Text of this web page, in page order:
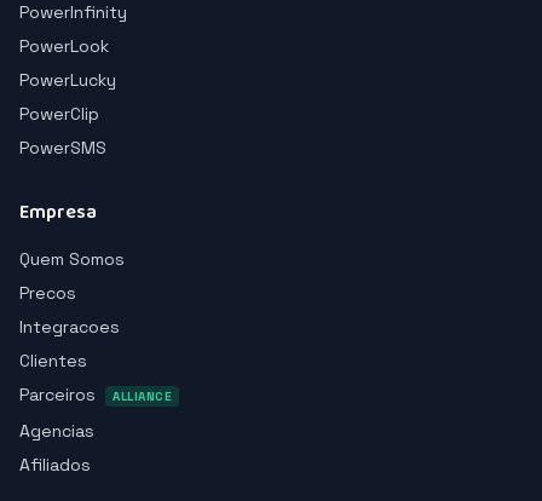
PowerInfinity
PowerLook
PowerLucky
PowerClip
PowerSMS
Empresa
Quem Somos
Precos
Integracoes
Clientes
Parceiros
ALLIANCE
Agencias
Afiliados